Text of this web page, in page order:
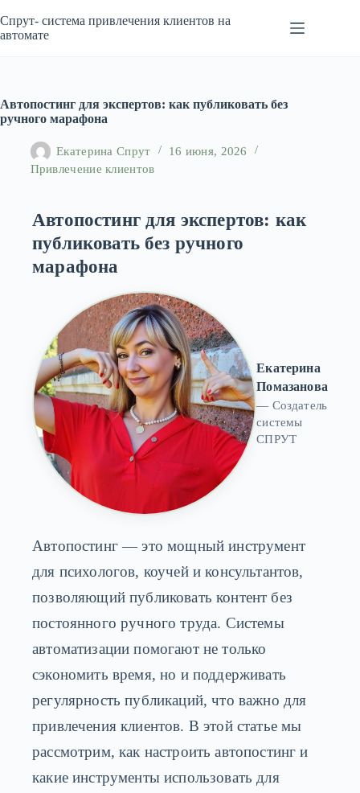
к
сути
Спрут- система привлечения клиентов на
автомате
Автопостинг для экспертов: как публиковать без
ручного марафона
Екатерина Спрут
16 июня, 2026
Привлечение клиентов
Автопостинг для экспертов: как
публиковать без ручного
марафона
Екатерина
Помазанова
— Создатель
системы
СПРУТ
Автопостинг — это мощный инструмент
для психологов, коучей и консультантов,
позволяющий публиковать контент без
постоянного ручного труда. Системы
автоматизации помогают не только
сэкономить время, но и поддерживать
регулярность публикаций, что важно для
привлечения клиентов. В этой статье мы
рассмотрим, как настроить автопостинг и
какие инструменты использовать для